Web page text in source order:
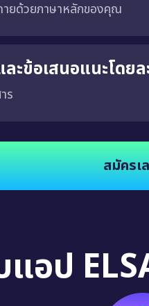
ายด้วยภาษาหลักของคุณ
ะข้อเสนอแนะโดยล
ร
สมัครเ
แอป